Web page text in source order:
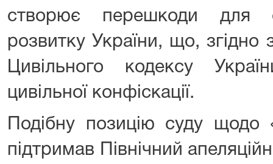
створює перешкоди для
розвитку України, що, згідно
Цивільного кодексу
цивільної конфіскації.
Подібну позицію суду щодо
підтримав Північний